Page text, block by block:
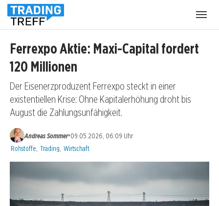
Ferrexpo Aktie: Maxi-Capital fordert
120 Millionen
Der Eisenerzproduzent Ferrexpo steckt in einer
existentiellen Krise: Ohne Kapitalerhöhung droht bis
August die Zahlungsunfähigkeit.
Andreas Sommer•09.05.2026, 06:09 Uhr
Kategorien:
Rohstoffe Trading Wirtschaft